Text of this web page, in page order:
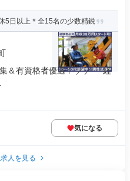
5日以上＊全15名の少数精鋭
＆有資格者優遇！ ／／ 「経
気になる
人を見る